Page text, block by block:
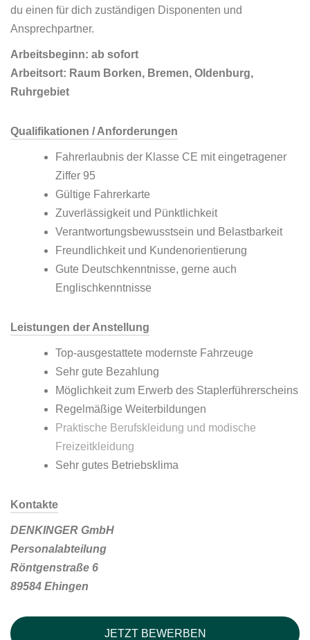
du einen für dich zuständigen Disponenten und
Ansprechpartner.
Arbeitsbeginn: ab sofort
Arbeitsort: Raum Borken, Bremen, Oldenburg,
Ruhrgebiet
Qualifikationen / Anforderungen
Fahrerlaubnis der Klasse CE mit eingetragener
Ziffer 95
Gültige Fahrerkarte
Zuverlässigkeit und Pünktlichkeit
Verantwortungsbewusstsein und Belastbarkeit
Freundlichkeit und Kundenorientierung
Gute Deutschkenntnisse, gerne auch
Englischkenntnisse
Leistungen der Anstellung
Top-ausgestattete modernste Fahrzeuge
Sehr gute Bezahlung
Möglichkeit zum Erwerb des Staplerführerscheins
Regelmäßige Weiterbildungen
Praktische Berufskleidung und modische
Freizeitkleidung
Sehr gutes Betriebsklima
Kontakte
DENKINGER GmbH
Personalabteilung
Röntgenstraße 6
89584 Ehingen
JETZT BEWERBEN